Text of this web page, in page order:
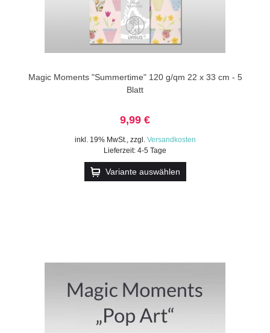
Magic Moments "Summertime" 120 g/qm 22 x 33 cm - 5
Blatt
9,99 €
inkl. 19% MwSt., zzgl. Versandkosten
Lieferzeit: 4-5 Tage
Variante auswählen